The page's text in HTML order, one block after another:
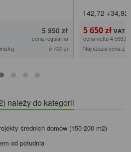
5 950 zł
cena regularna
5 700 zł
142,72 +34,92
5 650 zł
cena netto 4
Najniższa cena z
należy do kategorii
średnich domów (150-200 m2)
od południa